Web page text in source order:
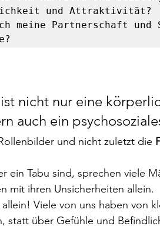
und Attraktivität?
meine Partnerschaft
nicht nur eine
auch ein
und nicht zuletzt die
ein Tabu sind, sprechen viele
mit ihren Unsicherheiten allein.
Viele von uns haben von
statt über Gefühle und